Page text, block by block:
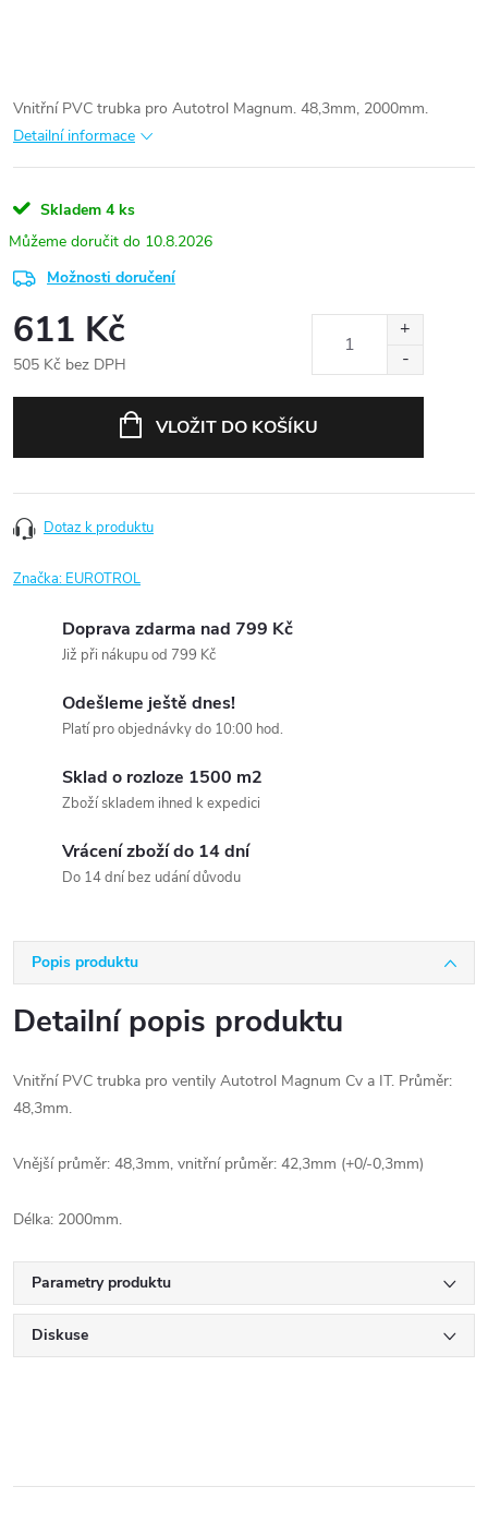
Vnitřní PVC trubka pro Autotrol Magnum. 48,3mm, 2000mm.
Detailní informace
Skladem 4 ks
10.8.2026
Možnosti doručení
611 Kč
505 Kč bez DPH
VLOŽIT DO KOŠÍKU
Dotaz k produktu
Značka: EUROTROL
Doprava zdarma nad 799 Kč
Již při nákupu od 799 Kč
Odešleme ještě dnes!
Platí pro objednávky do 10:00 hod.
Sklad o rozloze 1500 m2
Zboží skladem ihned k expedici
Vrácení zboží do 14 dní
Do 14 dní bez udání důvodu
Popis produktu
Detailní popis produktu
Vnitřní PVC trubka pro ventily Autotrol Magnum Cv a IT. Průměr:
48,3mm.
Vnější průměr: 48,3mm, vnitřní průměr: 42,3mm (+0/-0,3mm)
Délka: 2000mm.
Parametry produktu
Diskuse